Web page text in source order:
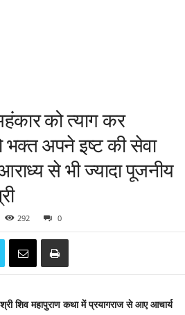
को त्याग कर
भक्त अपने इष्ट की सेवा
से भी ज्यादा पूजनीय
292 0
शिव महापुराण कथा में प्रयागराज से आए आचार्य